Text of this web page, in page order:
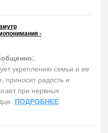
-
укреплению семьи и ее
приносит радость и
при нервных
ПОДРОБНЕЕ